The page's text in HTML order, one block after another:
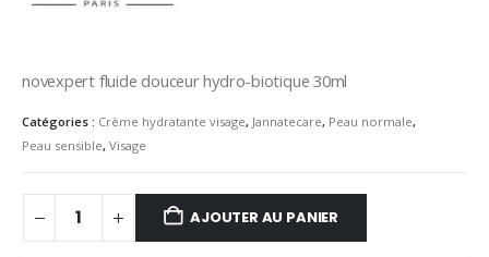
novexpert fluide douceur hydro-biotique 30ml
Catégories : Crème hydratante visage, Jannatecare, Peau normale,
Peau sensible, Visage
AJOUTER AU PANIER